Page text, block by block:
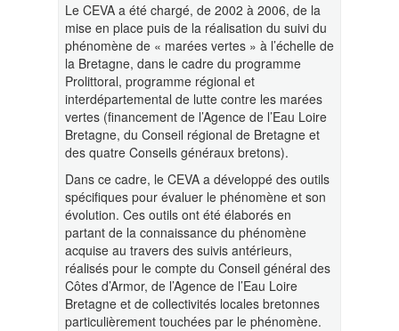
Le CEVA a été chargé, de 2002 à 2006, de la
mise en place puis de la réalisation du suivi du
phénomène de « marées vertes » à l’échelle de
la Bretagne, dans le cadre du programme
Prolittoral, programme régional et
interdépartemental de lutte contre les marées
vertes (financement de l’Agence de l’Eau Loire
Bretagne, du Conseil régional de Bretagne et
des quatre Conseils généraux bretons).
Dans ce cadre, le CEVA a développé des outils
spécifiques pour évaluer le phénomène et son
évolution. Ces outils ont été élaborés en
partant de la connaissance du phénomène
acquise au travers des suivis antérieurs,
réalisés pour le compte du Conseil général des
Côtes d’Armor, de l’Agence de l’Eau Loire
Bretagne et de collectivités locales bretonnes
particulièrement touchées par le phénomène.